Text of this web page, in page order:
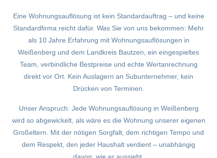
Eine Wohnungsauflösung ist kein Standardauftrag – und keine
Standardfirma reicht dafür. Was Sie von uns bekommen: Mehr
als 10 Jahre Erfahrung mit Wohnungsauflösungen in
Weißenberg und dem Landkreis Bautzen, ein eingespieltes
Team, verbindliche Bestpreise und echte Wertanrechnung
direkt vor Ort. Kein Auslagern an Subunternehmer, kein
Drücken von Terminen.
Unser Anspruch: Jede Wohnungsauflösung in Weißenberg
wird so abgewickelt, als wäre es die Wohnung unserer eigenen
Großeltern. Mit der nötigen Sorgfalt, dem richtigen Tempo und
dem Respekt, den jeder Haushalt verdient – unabhängig